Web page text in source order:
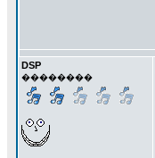
DSP
��������